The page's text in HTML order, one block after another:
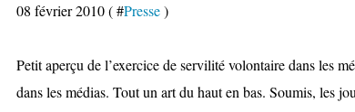
08 février 2010 ( #Presse)
Petit aperçu de l’exercice de servilité volontaire dans les
dans les médias. Tout un art du haut en bas. Soumis, les